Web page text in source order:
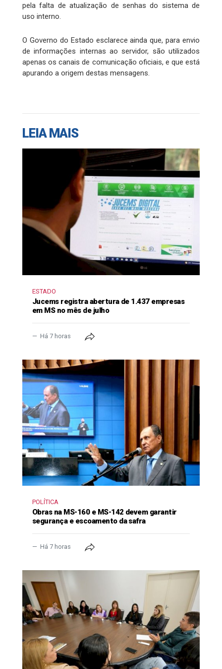
pela falta de atualização de senhas do sistema de
uso interno.
O Governo do Estado esclarece ainda que, para envio
de informações internas ao servidor, são utilizados
apenas os canais de comunicação oficiais, e que está
apurando a origem destas mensagens.
LEIA MAIS
ESTADO
Jucems registra abertura de 1.437 empresas
em MS no mês de julho
Há 7 horas
POLÍTICA
Obras na MS-160 e MS-142 devem garantir
segurança e escoamento da safra
Há 7 horas